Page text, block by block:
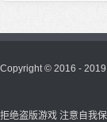
Copyright © 2016 -
拒绝盗版游戏 注意自我